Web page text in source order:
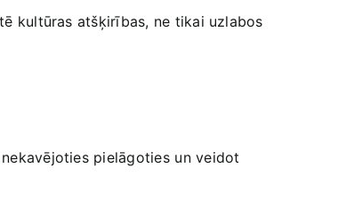
kultūras atšķirības, ne tikai uzlabos
pielāgoties ⁣un veidot